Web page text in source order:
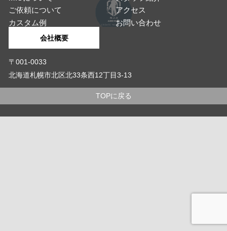
ご依頼について
アクセス
カスタム例
お問い合わせ
会社概要
〒001-0033
北海道札幌市北区北33条西12丁目3-13
TOPに戻る